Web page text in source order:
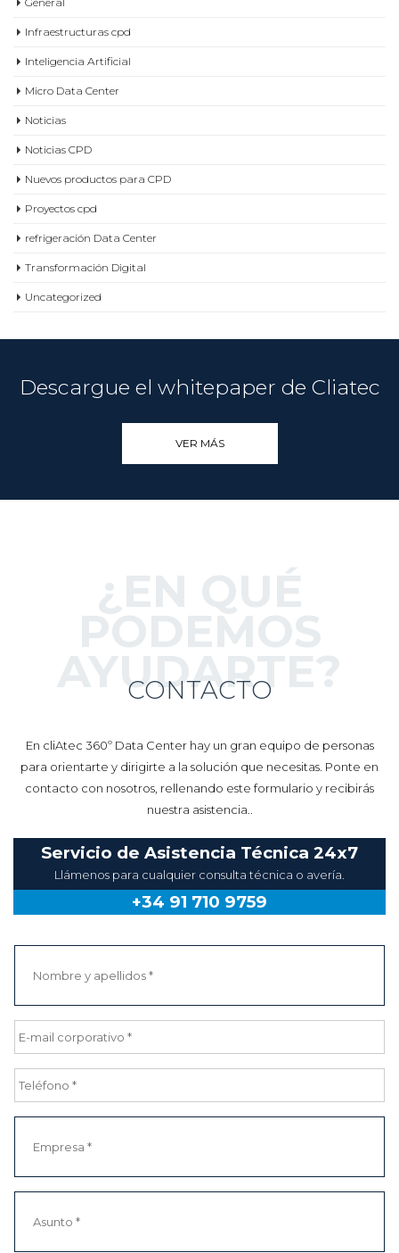
Infraestructuras cpd
Inteligencia Artificial
Micro Data Center
Noticias
Noticias CPD
Nuevos productos para CPD
Proyectos cpd
refrigeración Data Center
Transformación Digital
Uncategorized
Descargue el whitepaper de Cliatec
VER MÁS
AYUDARTE?
CONTACTO
En cliAtec 360º Data Center hay un gran equipo de personas
para orientarte y dirigirte a la solución que necesitas. Ponte en
contacto con nosotros, rellenando este formulario y recibirás
nuestra asistencia..
Servicio de Asistencia Técnica 24x7
Llámenos para cualquier consulta técnica o avería.
+34 91 710 9759